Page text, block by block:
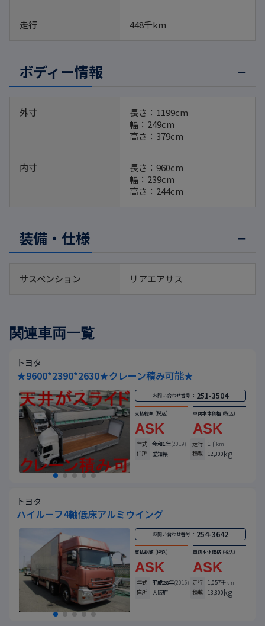
走行 448千km
ボディー情報
外寸
長さ：1199cm
幅：249cm
高さ：379cm
内寸
長さ：960cm
幅：239cm
高さ：244cm
装備・仕様
サスペンション リアエアサス
関連車両一覧
トヨタ
★9600*2390*2630★クレーン積み可能★
お問い合わせ番号 ： 251-3504
支払総額 (税込)
ASK
車両本体価格 (税込)
ASK
年式 令和1年(2019) 走行 1千km
積載
12,300kg
住所 愛知県
トヨタ
ハイルーフ4軸低床アルミウイング
お問い合わせ番号 ： 254-3642
支払総額 (税込)
ASK
車両本体価格 (税込)
ASK
年式 平成28年(2016) 走行 1,057千km
積載
13,800kg
住所 大阪府